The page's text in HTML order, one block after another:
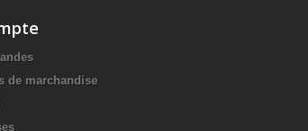
de marchandise